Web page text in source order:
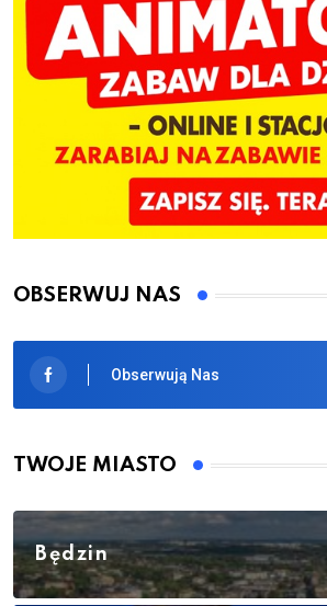
OBSERWUJ NAS
Obserwują Nas
TWOJE MIASTO
Będzin